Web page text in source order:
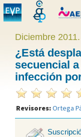
Diciembre
¿Está
secuencial
infección
Revisores:Ortega